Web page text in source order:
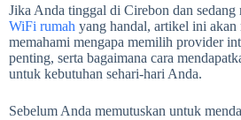
Jika Anda tinggal di Cirebon dan sedang
WiFi rumah yang handal, artikel ini akan
memahami mengapa memilih provider
penting, serta bagaimana cara
untuk kebutuhan sehari-hari Anda.
Sebelum Anda memutuskan untuk